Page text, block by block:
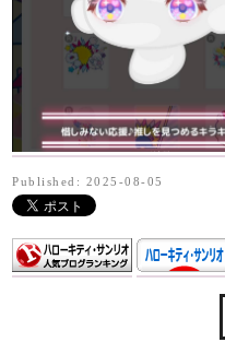
Published: 2025-08-05